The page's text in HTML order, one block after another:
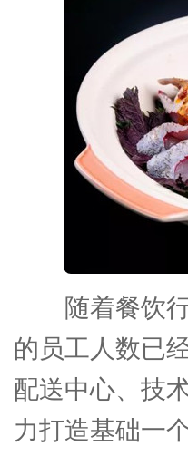
随着餐饮
的员工人数已
配送中心、技
力打造基础一